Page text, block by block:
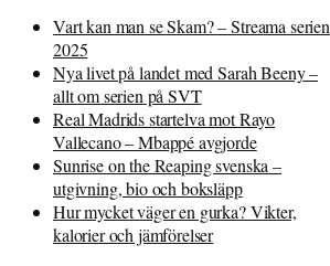
Vart kan man se Skam? – Streama serien
2025
Nya livet på landet med Sarah Beeny –
allt om serien på SVT
Real Madrids startelva mot Rayo
Vallecano – Mbappé avgjorde
Sunrise on the Reaping svenska –
utgivning, bio och boksläpp
Hur mycket väger en gurka? Vikter,
kalorier och jämförelser